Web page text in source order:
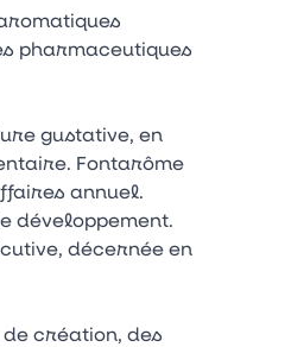
pharmaceutiques
gustative, en
Fontarôme
annuel.
développement.
décernée en
création, des